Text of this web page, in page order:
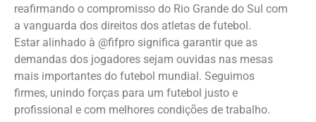
reafirmando o compromisso do Rio Grande do Sul com
a vanguarda dos direitos dos atletas de futebol.
Estar alinhado à @fifpro significa garantir que as
demandas dos jogadores sejam ouvidas nas mesas
mais importantes do futebol mundial. Seguimos
firmes, unindo forças para um futebol justo e
profissional e com melhores condições de trabalho.